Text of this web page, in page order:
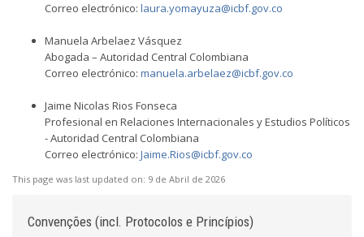
Correo electrónico: laura.yomayuza@icbf.gov.co
Manuela Arbelaez Vásquez
Abogada – Autoridad Central Colombiana
Correo electrónico: manuela.arbelaez@icbf.gov.co
Jaime Nicolas Rios Fonseca
Profesional en Relaciones Internacionales y Estudios Políticos
- Autoridad Central Colombiana
Correo electrónico: Jaime.Rios@icbf.gov.co
This page was last updated on: 9 de Abril de 2026
Convenções (incl. Protocolos e Princípios)